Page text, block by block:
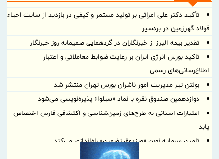
تأکید دکتر علی امرائی بر تولید مستمر و کیفی در بازدید از سایت احیاء
فولاد گهرزمین در بردسیر
تقدیر بیمه البرز از خبرنگاران در گردهمایی صمیمانه روز خبرنگار
تاکید بورس انرژی ایران بر رعایت ضوابط معاملاتی و اعتبار
اطلاع‌رسانی‌های رسمی
بولتن تیر مدیریت امور ناشران بورس تهران منتشر شد
دوازدهمین صندوق نقره با نماد «سیلوا» پذیره‌نویسی می‌شود
اعتبارات استانی به طرح‌های زمین‌شناسی و اکتشافی فارس اختصاص
یابد
تامین سرمایه نوین «صندوق تضمین» راه‌اندازی می‌کند
گسترش پوشش بیمه‌ای؛ تضمین امنیت شغلی در بازارهای نوین